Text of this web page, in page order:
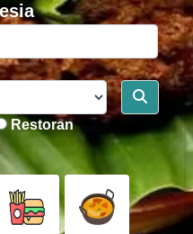
Restoran